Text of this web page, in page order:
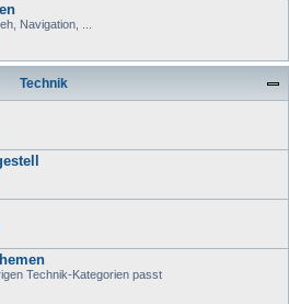
Navigation, ...
Technik
Technik-Kategorien passt